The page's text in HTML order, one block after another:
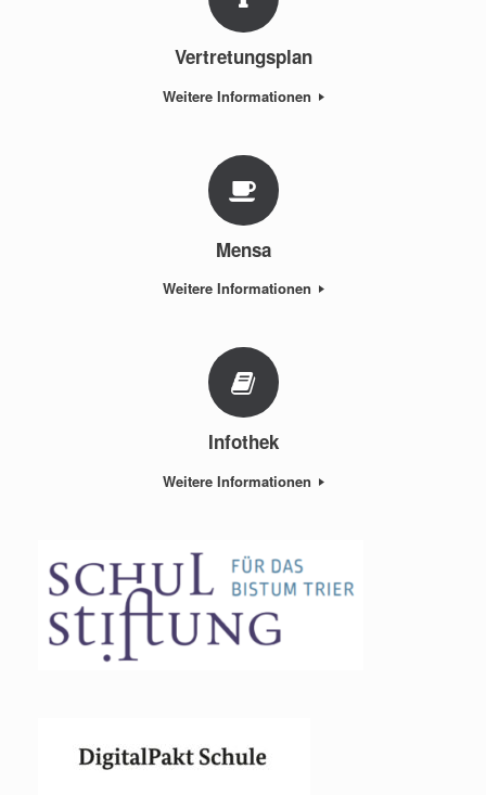
Vertretungsplan
Weitere Informationen
Mensa
Weitere Informationen
Infothek
Weitere Informationen